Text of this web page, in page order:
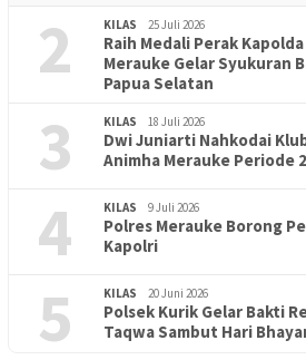
2 KILAS 25 Juli 2026
Raih Medali Perak
Merauke Gelar Syukuran
Papua Selatan
3 KILAS 18 Juli 2026
Dwi Juniarti Nahkodai
Animha Merauke Periode
4 KILAS 9 Juli 2026
Polres Merauke Borong
Kapolri
5 KILAS 20 Juni 2026
Polsek Kurik Gelar Bakti
Taqwa Sambut Hari
PENDIDIKAN 18 Juni 2026
Lepas Puluhan Peserta Didik, TK